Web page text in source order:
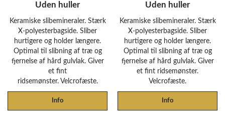
Uden huller
Keramiske slibemineraler. Stærk
X-polyesterbagside. Sliber
hurtigere og holder længere.
Optimal til slibning af træ og
fjernelse af hård gulvlak. Giver
et fint
ridsemønster. Velcrofæste.
Info
Uden huller
Keramiske slibemineraler. Stærk
X-polyesterbagside. Sliber
hurtigere og holder længere.
Optimal til slibning af træ og
fjernelse af hård gulvlak. Giver
et fint ridsemønster.
Velcrofæste.
Info